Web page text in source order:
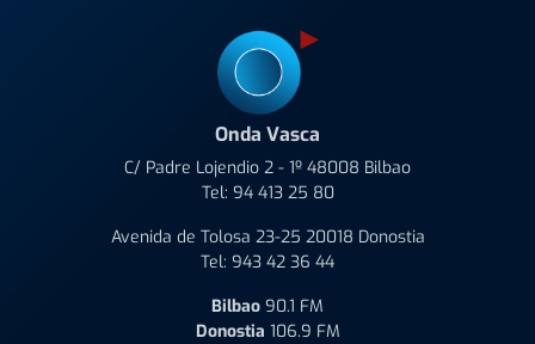
Onda Vasca
C/ Padre Lojendio 2 - 1º 48008 Bilbao
Tel: 94 413 25 80
Avenida de Tolosa 23-25 20018 Donostia
Tel: 943 42 36 44
Bilbao 90.1 FM
Donostia 106.9 FM